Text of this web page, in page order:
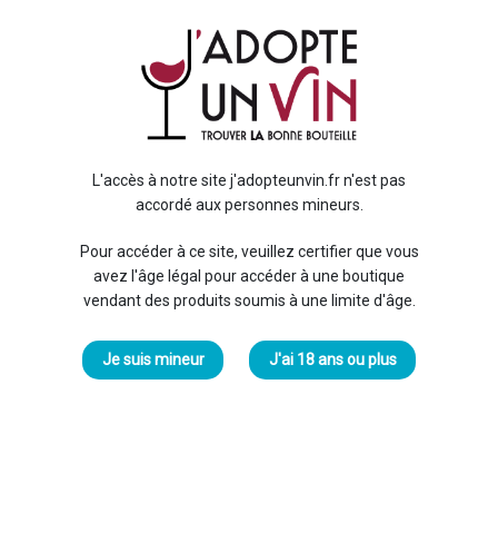
L'accès à notre site j'adopteunvin.fr n'est pas
accordé aux personnes mineurs.
Pour accéder à ce site, veuillez certifier que vous
avez l'âge légal pour accéder à une boutique
vendant des produits soumis à une limite d'âge.
Je suis mineur J'ai 18 ans ou plus
est souvent synonyme decélébration
types de champagne, on distingue principalement le
champagne millésimé et le champagne non millésimé. Ces
peuvent influencer votre choix en fonction des occasions et
des préférences. Dans cet article, nous allons examiner les
spécificités de chacun de ceschampagnes, afin de vous
Qu'est-ce qu'un champagne millésimé ?